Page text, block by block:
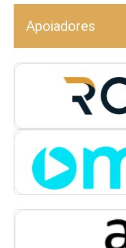
Apoiadores